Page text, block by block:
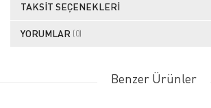
TAKSIT SEÇENEKLERI
YORUMLAR (0)
Benzer Ürünler